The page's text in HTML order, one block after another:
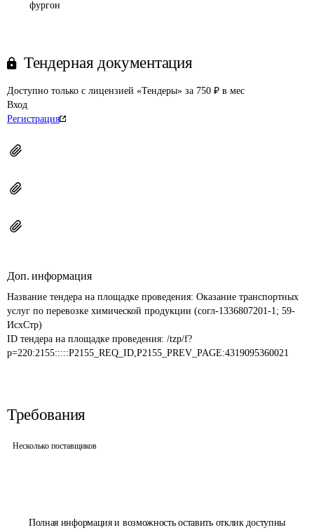
Полная информация и возможность оставить отклик доступны
фургон
Тендерная документация
Доступно только с лицензией «Тендеры» за 750 ₽ в мес
Вход
Регистрация
Доп. информация
Название тендера на площадке проведения: Оказание транспортных
услуг по перевозке химической продукции (согл-1336807201-1; 59-
ИсхСтр)
ID тендера на площадке проведения: /tzp/f?
p=220:2155:::::P2155_REQ_ID,P2155_PREV_PAGE:4319095360021
Требования
Несколько поставщиков